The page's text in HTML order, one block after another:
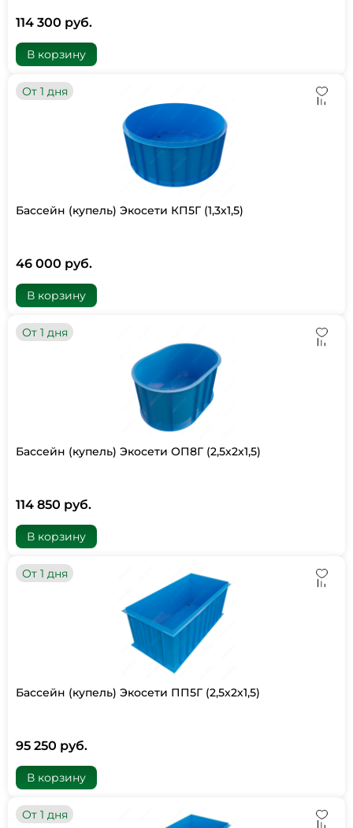
114 300 руб.
В корзину
От 1 дня
Бассейн (купель) Экосети КП5Г (1,3х1,5)
46 000 руб.
В корзину
От 1 дня
Бассейн (купель) Экосети ОП8Г (2,5х2х1,5)
114 850 руб.
В корзину
От 1 дня
Бассейн (купель) Экосети ПП5Г (2,5х2х1,5)
95 250 руб.
В корзину
От 1 дня